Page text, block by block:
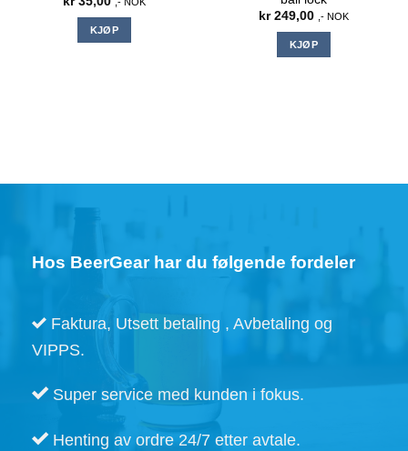
KJØP
kr249,00 ,- NOK
KJØP
Hos BeerGear har du følgende fordeler
Faktura, Utsett betaling , Avbetaling og
VIPPS.
Super service med kunden i fokus.
Henting av ordre 24/7 etter avtale.